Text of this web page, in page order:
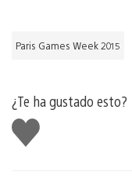
Paris Games Week 2015
¿Te ha gustado esto?
Me
gusta